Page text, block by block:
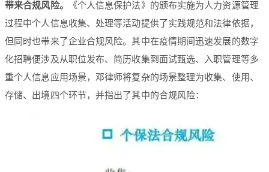
带来合规风险。
《个人信息保护法》的颁布实施为人力资源管理
过程中个人信息收集、处理等活动提供了实践规范和法律依据，
但同时也带来了企业合规风险。其中在疫情期间迅速发展的数字
化招聘便涉及从职位发布、简历收集到面试甄选、入职管理等多
重个人信息应用场景，邓律师将复杂的场景整理为收集、使用、
存储、出境四个环节，并指出了其中的合规风险：